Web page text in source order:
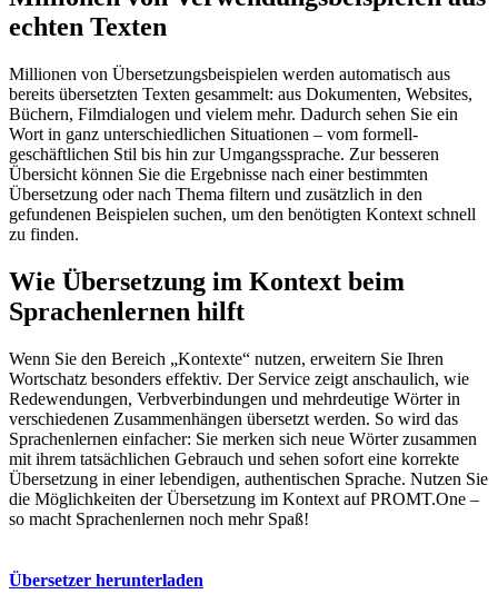
echten Texten
Millionen von Übersetzungsbeispielen werden automatisch aus
bereits übersetzten Texten gesammelt: aus Dokumenten, Websites,
Büchern, Filmdialogen und vielem mehr. Dadurch sehen Sie ein
Wort in ganz unterschiedlichen Situationen – vom formell-
geschäftlichen Stil bis hin zur Umgangssprache. Zur besseren
Übersicht können Sie die Ergebnisse nach einer bestimmten
Übersetzung oder nach Thema filtern und zusätzlich in den
gefundenen Beispielen suchen, um den benötigten Kontext schnell
zu finden.
Wie Übersetzung im Kontext beim
Sprachenlernen hilft
Wenn Sie den Bereich „Kontexte“ nutzen, erweitern Sie Ihren
Wortschatz besonders effektiv. Der Service zeigt anschaulich, wie
Redewendungen, Verbverbindungen und mehrdeutige Wörter in
verschiedenen Zusammenhängen übersetzt werden. So wird das
Sprachenlernen einfacher: Sie merken sich neue Wörter zusammen
mit ihrem tatsächlichen Gebrauch und sehen sofort eine korrekte
Übersetzung in einer lebendigen, authentischen Sprache. Nutzen Sie
die Möglichkeiten der Übersetzung im Kontext auf PROMT.One –
so macht Sprachenlernen noch mehr Spaß!
Übersetzer herunterladen